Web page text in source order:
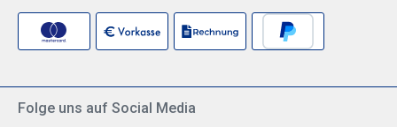
Folge uns auf Social Media